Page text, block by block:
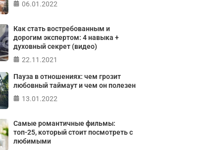
контроля Джулиана Роттера
ПРОЙТИ ТЕСТ
06.01.2022
Как стать востребованным и
дорогим экспертом: 4 навыка +
духовный секрет (видео)
22.11.2021
Пауза в отношениях: чем грозит
любовный таймаут и чем он полезен
13.01.2022
Самые романтичные фильмы:
топ-25, который стоит посмотреть с
любимыми